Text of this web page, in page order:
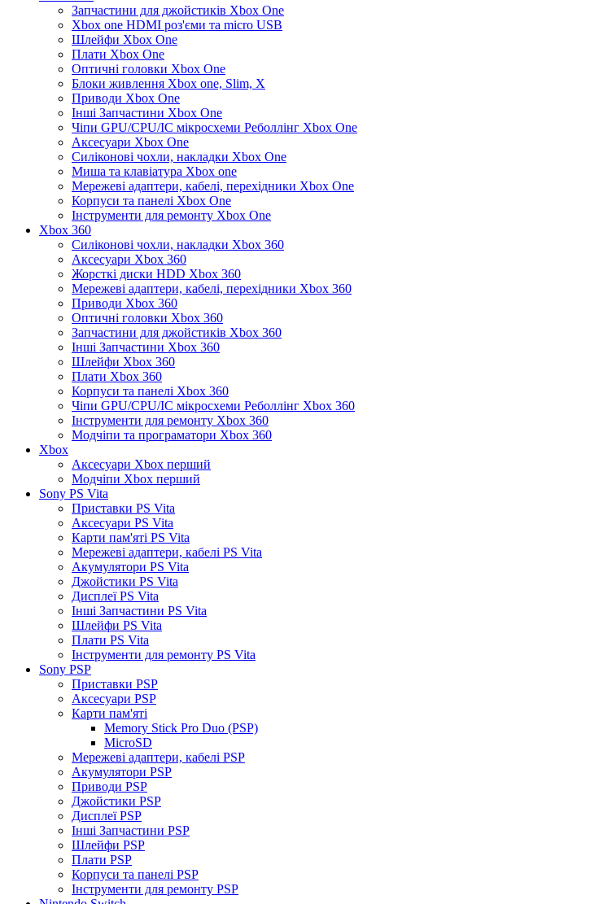
Запчастини для джойстиків Xbox One
Xbox one HDMI роз'єми та micro USB
Шлейфи Xbox One
Плати Xbox One
Оптичні головки Xbox One
Блоки живлення Xbox one, Slim, X
Приводи Xbox One
Інші Запчастини Xbox One
Чіпи GPU/CPU/IC мікросхеми Реболлінг Xbox One
Аксесуари Xbox One
Силіконові чохли, накладки Xbox One
Миша та клавіатура Xbox one
Мережеві адаптери, кабелі, перехідники Xbox One
Корпуси та панелі Xbox One
Інструменти для ремонту Xbox One
Xbox 360
Силіконові чохли, накладки Xbox 360
Аксесуари Xbox 360
Жорсткі диски HDD Xbox 360
Мережеві адаптери, кабелі, перехідники Xbox 360
Приводи Xbox 360
Оптичні головки Xbox 360
Запчастини для джойстиків Xbox 360
Інші Запчастини Xbox 360
Шлейфи Xbox 360
Плати Xbox 360
Корпуси та панелі Xbox 360
Чіпи GPU/CPU/IC мікросхеми Реболлінг Xbox 360
Інструменти для ремонту Xbox 360
Модчіпи та програматори Xbox 360
Xbox
Аксесуари Xbox перший
Модчіпи Xbox перший
Sony PS Vita
Приставки PS Vita
Аксесуари PS Vita
Карти пам'яті PS Vita
Мережеві адаптери, кабелі PS Vita
Акумулятори PS Vita
Джойстики PS Vita
Дисплеї PS Vita
Інші Запчастини PS Vita
Шлейфи PS Vita
Плати PS Vita
Інструменти для ремонту PS Vita
Sony PSP
Приставки PSP
Аксесуари PSP
Карти пам'яті
Memory Stick Pro Duo (PSP)
MicroSD
Мережеві адаптери, кабелі PSP
Акумулятори PSP
Приводи PSP
Джойстики PSP
Дисплеї PSP
Інші Запчастини PSP
Шлейфи PSP
Плати PSP
Корпуси та панелі PSP
Інструменти для ремонту PSP